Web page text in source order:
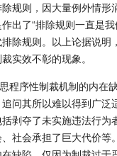
规则，因大量例外情
出了“排除规则一直是
除规则。以上论据说
实效不彰的现象。
程序性制裁机制的内在
问其所以难以得到广
剥夺了未实施违法行
社会承担了巨大代价